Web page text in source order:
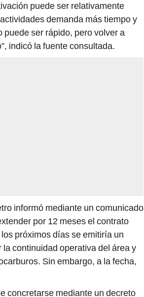
puede ser relativamente
demanda más tiempo y
puede ser rápido, pero volver a
indicó la fuente consultada.
informó mediante un comunicado
por 12 meses el contrato
próximos días se emitiría un
continuidad operativa del área y
Sin embargo, a la fecha,
concretarse mediante un decreto